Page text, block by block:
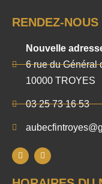
RENDEZ-
Nouvelle
6 rue du Général
10000 TROYES
03 25 73 16 53